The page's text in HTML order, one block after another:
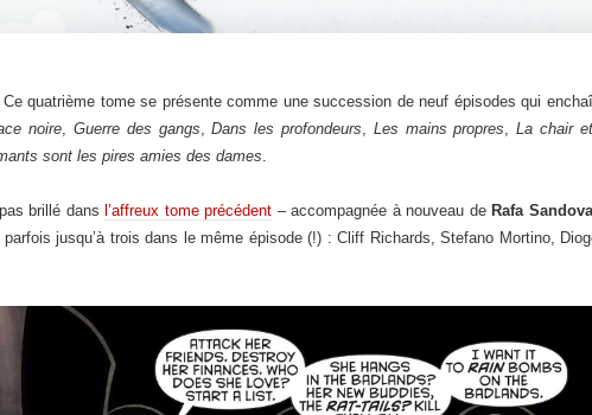
quatrième tome se présente comme une succession de neuf épisodes qui
noire Guerre des gangs ,Dans les profondeurs Les mains propres ,La chair
sont les pires amies des dames
brillé dansl’affreux tome précédent – accompagnée à nouveau deRafa
jusqu’à trois dans le même épisode (!) : Cliff Richards, Stefano Mortino,